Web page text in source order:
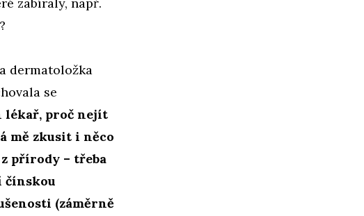
dermatoložka
se
lékař, proč nejít
mě zkusit i něco
přírody – třeba
čínskou
(záměrně